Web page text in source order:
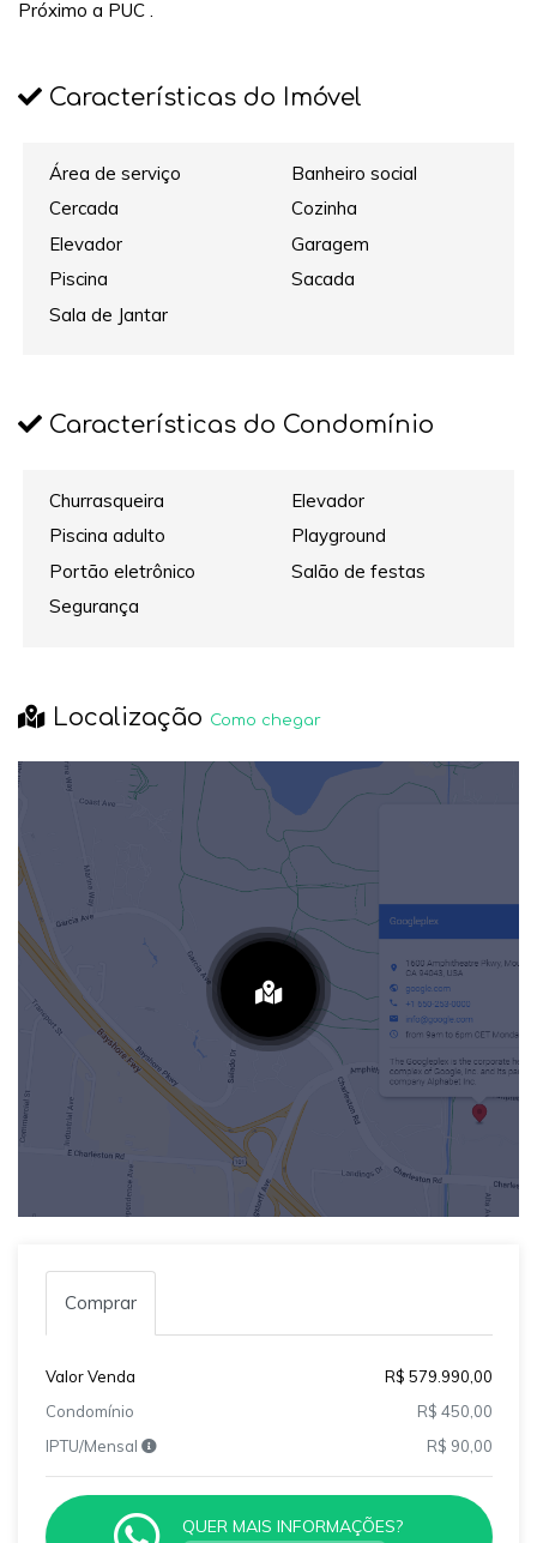
Próximo a PUC .
Características do Imóvel
Área de serviço
Banheiro social
Cercada
Cozinha
Elevador
Garagem
Piscina
Sacada
Sala de Jantar
Características do Condomínio
Churrasqueira
Elevador
Piscina adulto
Playground
Portão eletrônico
Salão de festas
Segurança
Localização Como chegar
Comprar
Valor Venda
R$ 579.990,00
Condomínio
R$ 450,00
IPTU/Mensal
R$ 90,00
QUER MAIS INFORMAÇÕES?